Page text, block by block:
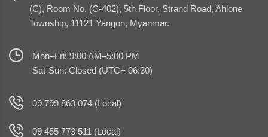
(C), Room No. (C-402), 5th Floor, Strand Road, Ahlone
Township, 11121 Yangon, Myanmar.
Mon–Fri: 9:00 AM–5:00 PM
Sat-Sun: Closed (UTC+ 06:30)
09 799 863 074 (Local)
09 455 773 511 (Local)